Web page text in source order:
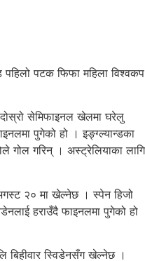
पटक फिफा महिला विश्वकप
सेमिफाइनल खेलमा घरेलु
पुगेको हो । इङ्ग्ल्यान्डका
गोल गरिन् । अस्ट्रेलियाका लागि
२० मा खेल्नेछ । स्पेन हिजो
हराउँदै फाइनलमा पुगेको हो
बिहीवार स्विडेनसँग खेल्नेछ ।